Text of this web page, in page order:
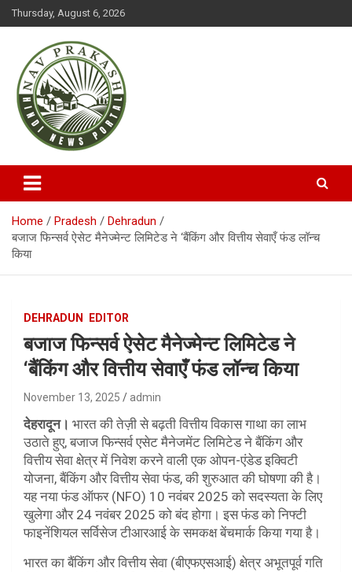
k
t
Thursday, August 6, 2026
NAVPRAKASH
Home Pradesh
Dehradun
बजाज फिन्सर्व ऐसेट मैनेज्मेन्ट लिमिटेड ने ‘बैंकिंग और वित्तीय सेवाएँ फंड लॉन्च
किया
DEHRADUN EDITOR
बजाज फिन्सर्व ऐसेट मैनेज्मेन्ट लिमिटेड ने
‘बैंकिंग और वित्तीय सेवाएँ फंड लॉन्च किया
November 13, 2025 admin
देहरादून। भारत की तेज़ी से बढ़ती वित्तीय विकास गाथा का लाभ
उठाते हुए, बजाज फिन्सर्व एसेट मैनेजमेंट लिमिटेड ने बैंकिंग और
वित्तीय सेवा क्षेत्र में निवेश करने वाली एक ओपन-एंडेड इक्विटी
योजना, बैंकिंग और वित्तीय सेवा फंड, की शुरुआत की घोषणा की है।
यह नया फंड ऑफर (NFO) 10 नवंबर 2025 को सदस्यता के लिए
खुलेगा और 24 नवंबर 2025 को बंद होगा। इस फंड को निफ्टी
फाइनेंशियल सर्विसेज टीआरआई के समकक्ष बेंचमार्क किया गया है।
भारत का बैंकिंग और वित्तीय सेवा (बीएफएसआई) क्षेत्र अभूतपूर्व गति